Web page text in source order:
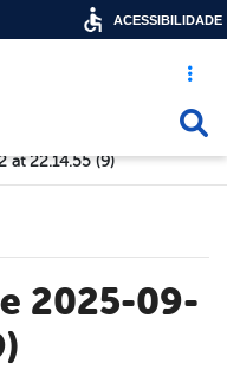
Acesso
at 22.14.55 (9)
ACESSIBILIDADE